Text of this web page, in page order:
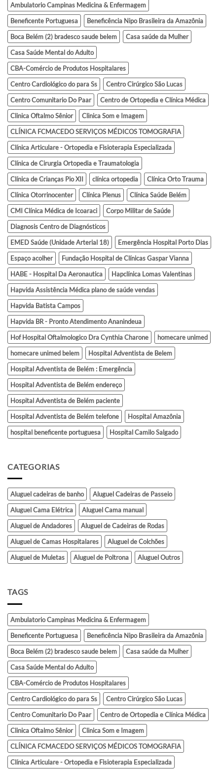
Ambulatorio Campinas Medicina & Enfermagem
Beneficente Portuguesa
Beneficência Nipo Brasileira da Amazônia
Boca Belém (2) bradesco saude belem
Casa saúde da Mulher
Casa Saúde Mental do Adulto
CBA-Comércio de Produtos Hospitalares
Centro Cardiológico do para Ss
Centro Cirúrgico São Lucas
Centro Comunitario Do Paar
Centro de Ortopedia e Clínica Médica
Clinica Oftalmo Sênior
Clinica Som e Imagem
CLÍNICA FCMACEDO SERVIÇOS MÉDICOS TOMOGRAFIA
Clínica Articulare - Ortopedia e Fisioterapia Especializada
Clínica de Cirurgia Ortopedia e Traumatologia
Clínica de Crianças Pio XII
clínica ortopedia
Clínica Orto Trauma
Clínica Otorrinocenter
Clínica Plenus
Clínica Saúde Belém
CMI Clínica Médica de Icoaraci
Corpo Militar de Saúde
Diagnosis Centro de Diagnósticos
EMED Saúde (Unidade Arterial 18)
Emergência Hospital Porto Dias
Espaço acolher
Fundação Hospital de Clínicas Gaspar Vianna
HABE - Hospital Da Aeronautica
Hapclínica Lomas Valentinas
Hapvida Assistência Médica plano de saúde vendas
Hapvida Batista Campos
Hapvida BR - Pronto Atendimento Ananindeua
Hof Hospital Oftalmologico Dra Cynthia Charone
homecare unimed
homecare unimed belem
Hospital Adventista de Belem
Hospital Adventista de Belém : Emergência
Hospital Adventista de Belém endereço
Hospital Adventista de Belém paciente
Hospital Adventista de Belém telefone
Hospital Amazônia
hospital beneficente portuguesa
Hospital Camilo Salgado
CATEGORIAS
Aluguel cadeiras de banho
Aluguel Cadeiras de Passeio
Aluguel Cama Elétrica
Aluguel Cama manual
Aluguel de Andadores
Aluguel de Cadeiras de Rodas
Aluguel de Camas Hospitalares
Aluguel de Colchões
Aluguel de Muletas
Aluguel de Poltrona Aluguel Outros
TAGS
Ambulatorio Campinas Medicina & Enfermagem
Beneficente Portuguesa
Beneficência Nipo Brasileira da Amazônia
Boca Belém (2) bradesco saude belem
Casa saúde da Mulher
Casa Saúde Mental do Adulto
CBA-Comércio de Produtos Hospitalares
Centro Cardiológico do para Ss
Centro Cirúrgico São Lucas
Centro Comunitario Do Paar
Centro de Ortopedia e Clínica Médica
Clinica Oftalmo Sênior
Clinica Som e Imagem
CLÍNICA FCMACEDO SERVIÇOS MÉDICOS TOMOGRAFIA
Clínica Articulare - Ortopedia e Fisioterapia Especializada